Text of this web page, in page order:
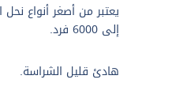
يعتبر من أصغر أنواع
إلى 6000 فرد.
هادئ قليل الشراسة.